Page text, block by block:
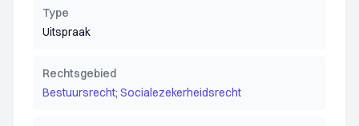
Type
Uitspraak
Rechtsgebied
Bestuursrecht; Socialezekerheidsrecht